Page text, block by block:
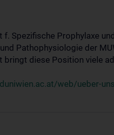
f. Spezifische Prophylaxe
und Pathophysiologie der
bringt diese Position viele
web/ueber-